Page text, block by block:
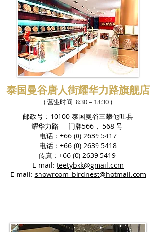
泰国曼谷唐人街耀华力路旗舰店
( 营业时间 8:30 – 18:30 )
邮政号：10100 泰国曼谷三攀他旺县
耀华力路 门牌566， 568 号
电话：+66 (0) 2639 5417
电话：+66 (0) 2639 5418
传真：+66 (0) 2639 5419
E-mail: teetybkk@gmail.com
E-mail: showroom_birdnest@hotmail.com